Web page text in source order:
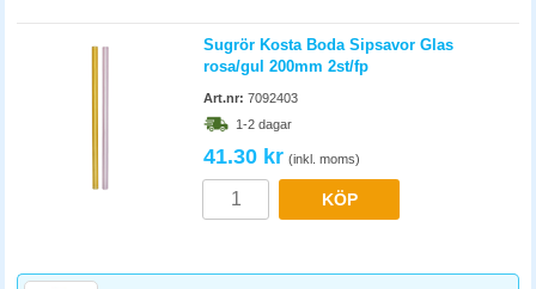
Sugrör Kosta Boda Sipsavor Glas
rosa/gul 200mm 2st/fp
Art.nr: 7092403
1-2 dagar
41.30 kr (inkl. moms)
KÖP